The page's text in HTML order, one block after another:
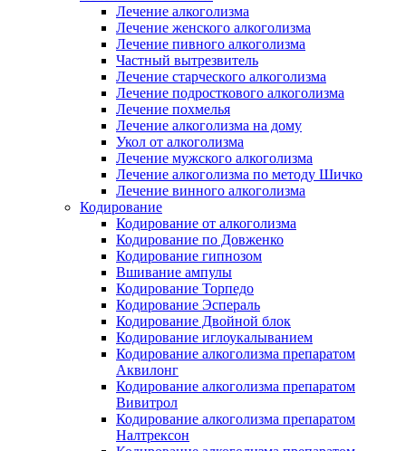
Лечение алкоголизма
Лечение женского алкоголизма
Лечение пивного алкоголизма
Частный вытрезвитель
Лечение старческого алкоголизма
Лечение подросткового алкоголизма
Лечение похмелья
Лечение алкоголизма на дому
Укол от алкоголизма
Лечение мужского алкоголизма
Лечение алкоголизма по методу Шичко
Лечение винного алкоголизма
Кодирование
Кодирование от алкоголизма
Кодирование по Довженко
Кодирование гипнозом
Вшивание ампулы
Кодирование Торпедо
Кодирование Эспераль
Кодирование Двойной блок
Кодирование иглоукалыванием
Кодирование алкоголизма препаратом
Аквилонг
Кодирование алкоголизма препаратом
Вивитрол
Кодирование алкоголизма препаратом
Налтрексон